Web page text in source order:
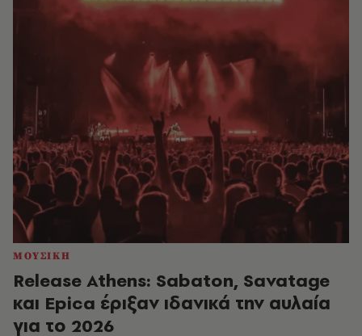
ΜΟΥΣΙΚΗ
Release Athens: Sabaton, Savatage
και Epica έριξαν ιδανικά την αυλαία
για το 2026